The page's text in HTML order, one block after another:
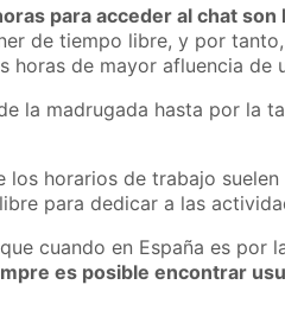
para acceder al chat son
de tiempo libre, y por
horas de mayor afluencia de
la madrugada hasta por la
los horarios de trabajo
para dedicar a las
cuando en España es por
es posible encontrar